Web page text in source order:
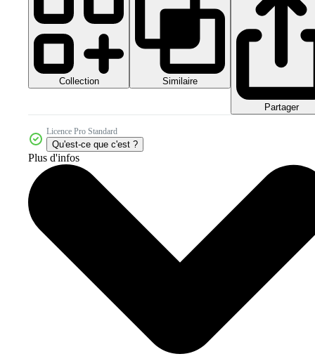
Collection Similaire
Partager
Licence Pro Standard
Qu'est-ce que c'est ?
Plus d'infos